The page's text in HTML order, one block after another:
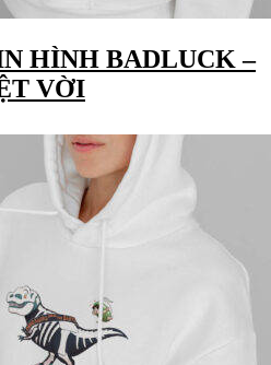
HÌNH BADLUCK –
VỜI